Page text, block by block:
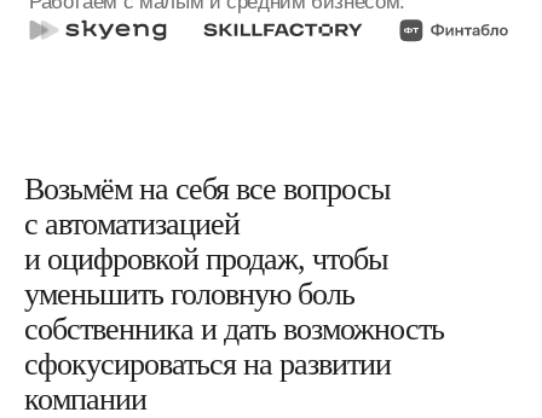
Возьмём на себя все вопросы
с автоматизацией
и оцифровкой продаж, чтобы
уменьшить головную боль
собственника и дать возможность
сфокусироваться на развитии
компании